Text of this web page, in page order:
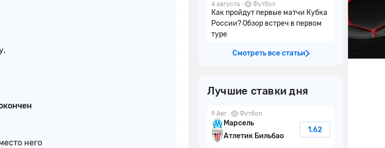
него
4 августа Футбол
Как пройдут первые матчи Кубка
России? Обзор встреч в первом
туре
Смотреть все статьи
Лучшие ставки дня
9 Авг Футбол
Марсель
Атлетик Бильбао
1.62